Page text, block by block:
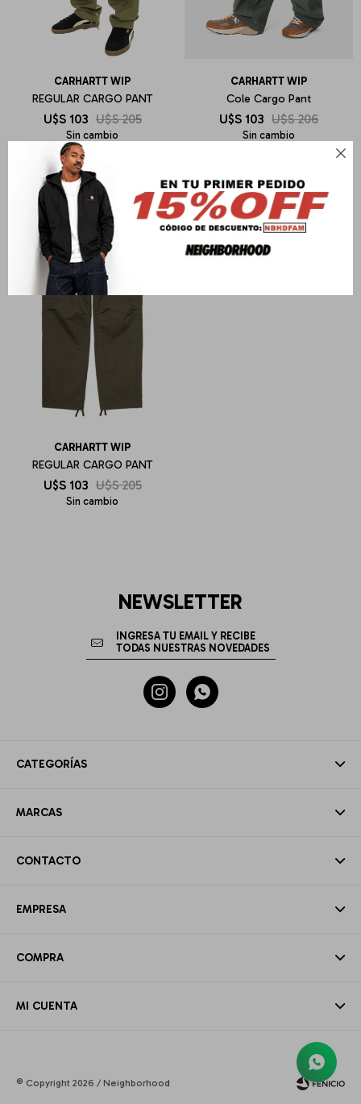

CARHARTT WIP
REGULAR CARGO PANT
U$S 103 U$S 205
Sin cambio
CARHARTT WIP
Cole Cargo Pant
U$S 103 U$S 206
Sin cambio
CARHARTT WIP
REGULAR CARGO PANT
U$S 103 U$S 205
Sin cambio
CATEGORÍAS
MARCAS
CONTACTO
EMPRESA
COMPRA
MI CUENTA
NEWSLETTER
 
© Copyright 2026 / Neighborhood